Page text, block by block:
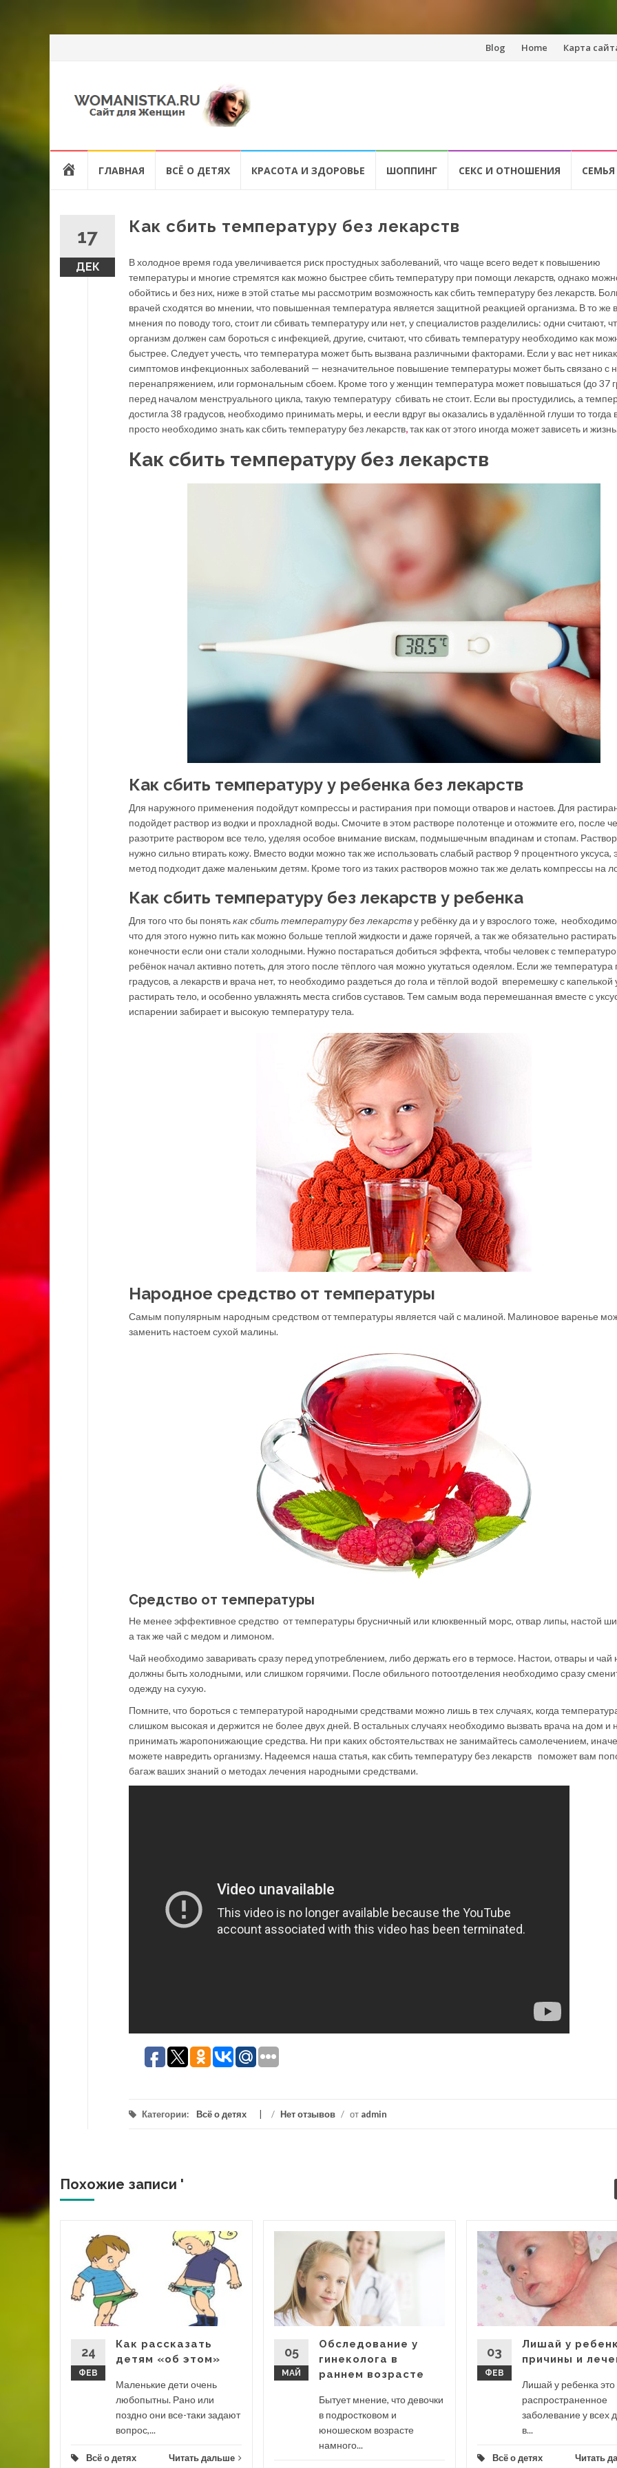
Перейти
Blog Home Карта
HOMEГЛАВНАЯ ВСЁ О ДЕТЯХ КРАСОТА И ЗДОРОВЬЕ ШОППИНГ СЕКС И ОТНОШЕНИЯ СЕМЬЯ
17
ДЕК
Как сбить температуру без лекарств
В холодное время года увеличивается риск простудных заболеваний, что чаще всего ведет к повышению
температуры и многие стремятся как можно быстрее сбить температуру при помощи лекарств, однако
обойтись и без них, ниже в этой статье мы рассмотрим возможность как сбить температуру без лекарств.
врачей сходятся во мнении, что повышенная температура является защитной реакцией организма. В то же
мнения по поводу того, стоит ли сбивать температуру или нет, у специалистов разделились: одни считают,
организм должен сам бороться с инфекцией, другие, считают, что сбивать температуру необходимо как
быстрее. Следует учесть, что температура может быть вызвана различными факторами. Если у вас нет
симптомов инфекционных заболеваний — незначительное повышение температуры может быть связано с
перенапряжением, или гормональным сбоем. Кроме того у женщин температура может повышаться (до 37
перед началом менструального цикла, такую температуру сбивать не стоит. Если вы простудились, а
достигла 38 градусов, необходимо принимать меры, и еесли вдруг вы оказались в удалённой глуши то тогда
просто необходимо знать как сбить температуру без лекарств,так как от этого иногда может зависеть и
Как сбить температуру без лекарств
Как сбить температуру у ребенка без лекарств
Для наружного применения подойдут компрессы и растирания при помощи отваров и настоев. Для
подойдет раствор из водки и прохладной воды. Смочите в этом растворе полотенце и отожмите его, после
разотрите раствором все тело, уделяя особое внимание вискам, подмышечным впадинам и стопам.
нужно сильно втирать кожу. Вместо водки можно так же использовать слабый раствор 9 процентного уксуса,
метод подходит даже маленьким детям. Кроме того из таких растворов можно так же делать компрессы на
Как сбить температуру без лекарств у ребенка
Для того что бы понятькак сбить температуру без лекарству ребёнку да и у взрослого тоже, необходимо
что для этого нужно пить как можно больше теплой жидкости и даже горячей, а так же обязательно растирать
конечности если они стали холодными. Нужно постараться добиться эффекта, чтобы человек с
ребёнок начал активно потеть, для этого после тёплого чая можно укутаться одеялом. Если же температура
градусов, а лекарств и врача нет, то необходимо раздеться до гола и тёплой водой вперемешку с капелькой
растирать тело, и особенно увлажнять места сгибов суставов. Тем самым вода перемешанная вместе с
испарении забирает и высокую температуру тела.
Народное средство от температуры
Самым популярным народным средством от температуры является чай с малиной. Малиновое варенье
заменить настоем сухой малины.
Средство от температуры
Не менее эффективное средство от температуры брусничный или клюквенный морс, отвар липы, настой
а так же чай с медом и лимоном.
Чай необходимо заваривать сразу перед употреблением, либо держать его в термосе. Настои, отвары и чай
должны быть холодными, или слишком горячими. После обильного потоотделения необходимо сразу
одежду на сухую.
Помните, что бороться с температурой народными средствами можно лишь в тех случаях, когда
слишком высокая и держится не более двух дней. В остальных случаях необходимо вызвать врача на дом и
принимать жаропонижающие средства. Ни при каких обстоятельствах не занимайтесь самолечением,
можете навредить организму. Надеемся наша статья, как сбить температуру без лекарств поможет вам
багаж ваших знаний о методах лечения народными средствами.
Категории: Всё о детях / Нет отзывов / от admin
Похожие записи '
24
ФЕВ
Как рассказать
детям «об этом»
Маленькие дети очень
любопытны. Рано или
поздно они все-таки задают
вопрос,...
Всё о детях Читать дальше
05
МАЙ
Обследование у
гинеколога в
раннем возрасте
Бытует мнение, что девочки
в подростковом и
юношеском возрасте
намного...
03
ФЕВ
Лишай у
причины и
Лишай у ребенка это
распространенное
заболевание у всех
в...
Всё о детях Читать